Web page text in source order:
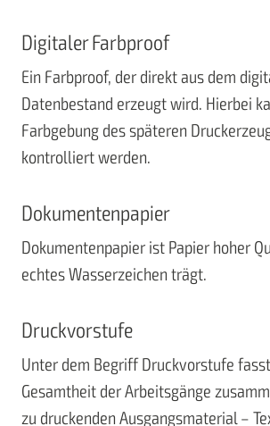
Digitaler Farbproof
Ein Farbproof, der direkt aus dem
Datenbestand erzeugt wird. Hierbei
Farbgebung des späteren
kontrolliert werden.
Dokumentenpapier
Dokumentenpapier ist Papier hoher
echtes Wasserzeichen trägt.
Druckvorstufe
Unter dem Begriff Druckvorstufe
Gesamtheit der Arbeitsgänge
zu druckenden Ausgangsmaterial –